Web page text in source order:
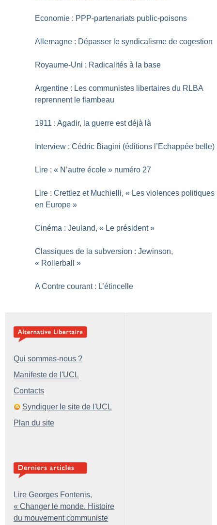
Economie : PPP-partenariats public-poisons
Allemagne : Dépasser le syndicalisme de cogestion
Royaume-Uni : Radicalités à la base
Argentine : Les communistes libertaires du RLBA
reprennent le flambeau
1911 : Agadir, la guerre est déjà là
Interview : Cédric Biagini (éditions l’Echappée belle)
Lire : « N’autre école » numéro 27
Lire : Crettiez et Muchielli, « Les violences politiques
en Europe »
Cinéma : Jeuland, « Le président »
Classiques de la subversion : Jewinson,
« Rollerball »
A Contre courant : L’étincelle
Qui sommes-nous ?
Manifeste de l'UCL
Contacts
Syndiquer le site de l'UCL
Plan du site
Lire Georges Fontenis,
« Changer le monde. Histoire
du mouvement communiste